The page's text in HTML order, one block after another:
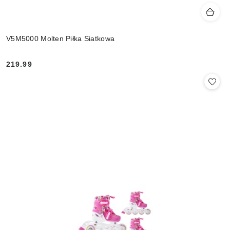
V5M5000 Molten Piłka Siatkowa
Cena:
219.99